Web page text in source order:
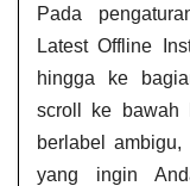
Pada
Latest Offline
hingga ke
scroll ke bawah
berlabel
yang ingin